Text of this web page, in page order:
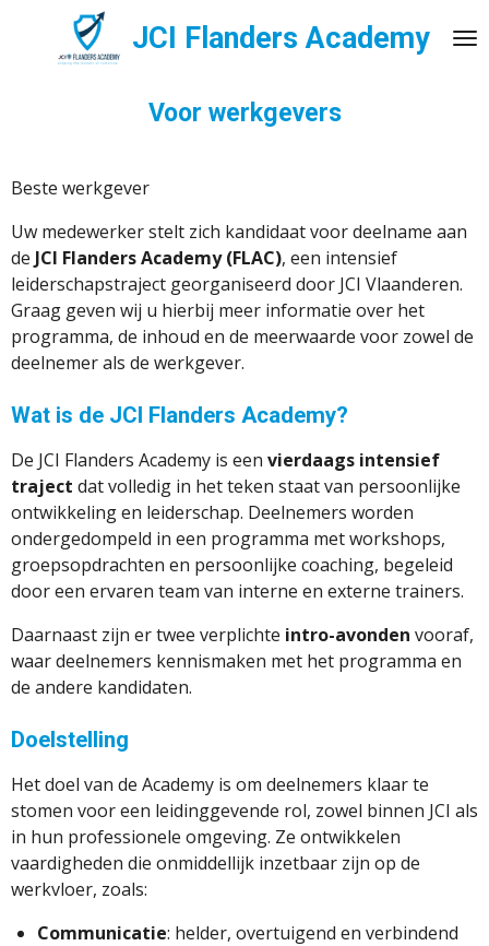
JCI Flanders Academy
Voor werkgevers
Beste werkgever
Uw medewerker stelt zich kandidaat voor deelname aan
de JCI Flanders Academy (FLAC), een intensief
leiderschapstraject georganiseerd door JCI Vlaanderen.
Graag geven wij u hierbij meer informatie over het
programma, de inhoud en de meerwaarde voor zowel de
deelnemer als de werkgever.
Wat is de JCI Flanders Academy?
De JCI Flanders Academy is een vierdaags intensief
traject dat volledig in het teken staat van persoonlijke
ontwikkeling en leiderschap. Deelnemers worden
ondergedompeld in een programma met workshops,
groepsopdrachten en persoonlijke coaching, begeleid
door een ervaren team van interne en externe trainers.
Daarnaast zijn er twee verplichte intro-avonden vooraf,
waar deelnemers kennismaken met het programma en
de andere kandidaten.
Doelstelling
Het doel van de Academy is om deelnemers klaar te
stomen voor een leidinggevende rol, zowel binnen JCI als
in hun professionele omgeving. Ze ontwikkelen
vaardigheden die onmiddellijk inzetbaar zijn op de
werkvloer, zoals:
Communicatie: helder, overtuigend en verbindend